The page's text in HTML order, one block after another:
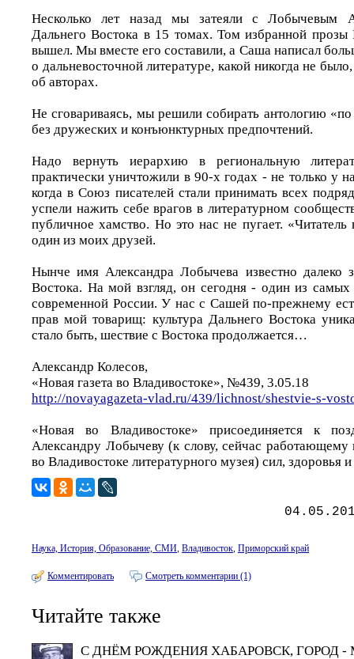
Несколько лет назад мы затеяли с Лобычевым
Дальнего Востока в 15 томах. Том избранной
вышел. Мы вместе его составили, а Саша написал
о дальневосточной литературе, какой никогда не
об авторах.
Не сговариваясь, мы решили собирать антологию
без дружеских и конъюнктурных предпочтений.
Надо вернуть иерархию в региональную
практически уничтожили в 90-х годах - не только у
когда в Союз писателей стали принимать всех
успели нажить себе врагов в литературном
публичное хамство. Но это нас не пугает.
один из моих друзей.
Нынче имя Александра Лобычева известно далеко
Востока. На мой взгляд, он сегодня - один из самых
современной России. У нас с Сашей по-прежнему
прав мой товарищ: культура Дальнего Востока
стало быть, шествие с Востока продолжается…
Александр Колесов,
«Новая газета во Владивостоке», №439, 3.05.18
http://novayagazeta-vlad.ru/439/lichnost/shestvie-s-
«Новая во Владивостоке» присоединяется к
Александру Лобычеву (к слову, сейчас работающему
во Владивостоке литературного музея) сил, здоровья
Наука, История, Образование, СМИ, Владивосток, Приморский край
Комментировать Смотреть комментарии (1)
Читайте также
С ДНЁМ РОЖДЕНИЯ ХАБАРОВСК, ГОРОД